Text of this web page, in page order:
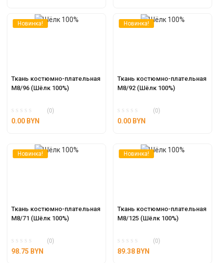
Новинка!
Ткань костюмно-плательная
М8/96 (Шёлк 100%)
(0)
0.00 BYN
Новинка!
Ткань костюмно-плательная
М8/92 (Шёлк 100%)
(0)
0.00 BYN
Новинка!
Ткань костюмно-плательная
М8/71 (Шёлк 100%)
(0)
98.75 BYN
Новинка!
Ткань костюмно-плательная
М8/125 (Шёлк 100%)
(0)
89.38 BYN